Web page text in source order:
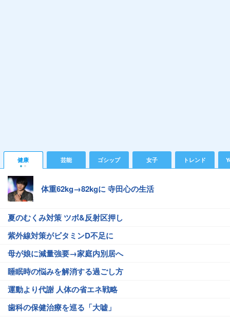
健康 芸能 ゴシップ 女子 トレンド
体重62kg→82kgに 寺田心の生活
夏のむくみ対策 ツボ&反射区押し
紫外線対策がビタミンD不足に
母が娘に減量強要→家庭内別居へ
睡眠時の悩みを解消する過ごし方
運動より代謝 人体の省エネ戦略
歯科の保健治療を巡る「大嘘」